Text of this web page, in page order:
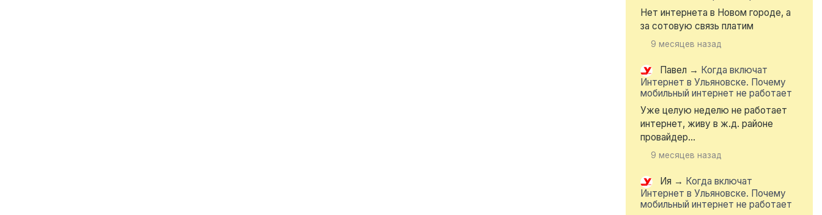
Нет интернета в Новом городе, а
за сотовую связь платим
9 месяцев назад
Павел → Когда включат
Интернет в Ульяновске. Почему
мобильный интернет не работает
Уже целую неделю не работает
интернет, живу в ж.д. районе
провайдер...
9 месяцев назад
Ия → Когда включат
Интернет в Ульяновске. Почему
мобильный интернет не работает